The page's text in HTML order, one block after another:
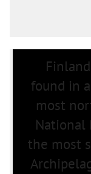
found in
most
National
the most